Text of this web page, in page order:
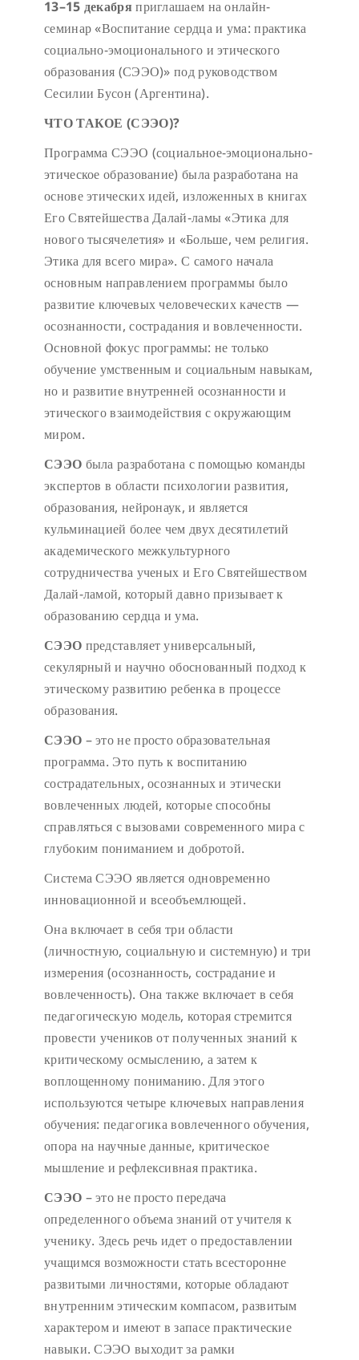
13–15 декабря приглашаем на онлайн-
семинар «Воспитание сердца и ума: практика
социально-эмоционального и этического
образования (СЭЭО)» под руководством
Сесилии Бусон (Аргентина).
ЧТО ТАКОЕ (СЭЭО)?
Программа СЭЭО (социальное-эмоционально-
этическое образование) была разработана на
основе этических идей, изложенных в книгах
Его Святейшества Далай-ламы «Этика для
нового тысячелетия» и «Больше, чем религия.
Этика для всего мира». С самого начала
основным направлением программы было
развитие ключевых человеческих качеств —
осознанности, сострадания и вовлеченности.
Основной фокус программы: не только
обучение умственным и социальным навыкам,
но и развитие внутренней осознанности и
этического взаимодействия с окружающим
миром.
СЭЭО была разработана с помощью команды
экспертов в области психологии развития,
образования, нейронаук, и является
кульминацией более чем двух десятилетий
академического межкультурного
сотрудничества ученых и Его Святейшеством
Далай-ламой, который давно призывает к
образованию сердца и ума.
СЭЭО представляет универсальный,
секулярный и научно обоснованный подход к
этическому развитию ребенка в процессе
образования.
СЭЭО – это не просто образовательная
программа. Это путь к воспитанию
сострадательных, осознанных и этически
вовлеченных людей, которые способны
справляться с вызовами современного мира с
глубоким пониманием и добротой.
Система СЭЭО является одновременно
инновационной и всеобъемлющей.
Она включает в себя три области
(личностную, социальную и системную) и три
измерения (осознанность, сострадание и
вовлеченность). Она также включает в себя
педагогическую модель, которая стремится
провести учеников от полученных знаний к
критическому осмыслению, а затем к
воплощенному пониманию. Для этого
используются четыре ключевых направления
обучения: педагогика вовлеченного обучения,
опора на научные данные, критическое
мышление и рефлексивная практика.
СЭЭО – это не просто передача
определенного объема знаний от учителя к
ученику. Здесь речь идет о предоставлении
учащимся возможности стать всесторонне
развитыми личностями, которые обладают
внутренним этическим компасом, развитым
характером и имеют в запасе практические
навыки. СЭЭО выходит за рамки